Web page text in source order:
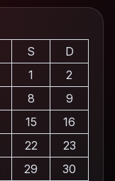
S
D
1
2
8
9
15
16
22
23
29
30